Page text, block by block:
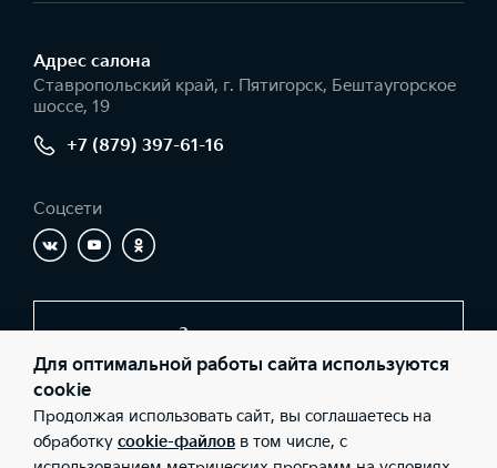
Адрес салонa
Ставропольский край, г. Пятигорск, Бештаугорское
шоссе, 19
+7 (879) 397-61-16
Соцсети
Заказать звонок
© 2026 Юридические лица ООО «Киа-центр-Пятигорск»
(Фактический адрес: Ставропольский край, г. Пятигорск,
Бештаугорское шоссе, 19; Телефон: +7 (879) 397-61-16; ИНН:
Для оптимальной работы сайта используются
cookie
Продолжая использовать сайт, вы соглашаетесь на
обработку cookie-файлов в том числе, с